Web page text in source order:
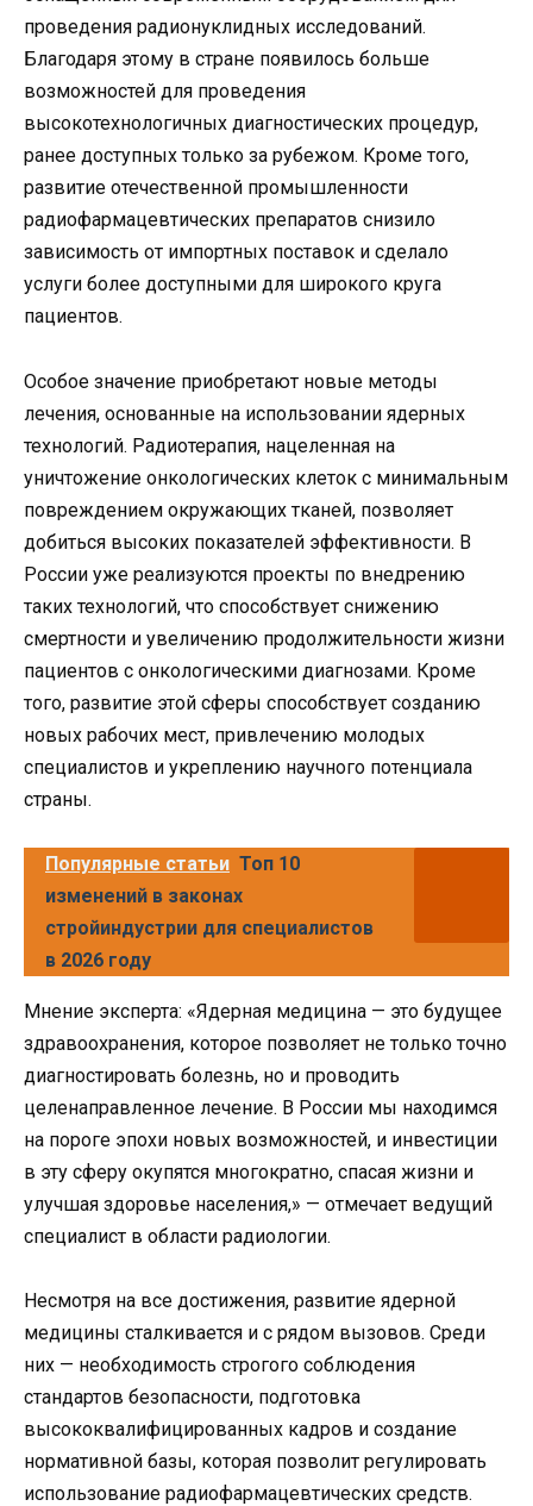
проведения радионуклидных исследований.
Благодаря этому в стране появилось больше
возможностей для проведения
высокотехнологичных диагностических процедур,
ранее доступных только за рубежом. Кроме того,
развитие отечественной промышленности
радиофармацевтических препаратов снизило
зависимость от импортных поставок и сделало
услуги более доступными для широкого круга
пациентов.
Особое значение приобретают новые методы
лечения, основанные на использовании ядерных
технологий. Радиотерапия, нацеленная на
уничтожение онкологических клеток с минимальным
повреждением окружающих тканей, позволяет
добиться высоких показателей эффективности. В
России уже реализуются проекты по внедрению
таких технологий, что способствует снижению
смертности и увеличению продолжительности жизни
пациентов с онкологическими диагнозами. Кроме
того, развитие этой сферы способствует созданию
новых рабочих мест, привлечению молодых
специалистов и укреплению научного потенциала
страны.
Популярные статьи Топ 10
изменений в законах
стройиндустрии для специалистов
в 2026 году
Мнение эксперта: «Ядерная медицина — это будущее
здравоохранения, которое позволяет не только точно
диагностировать болезнь, но и проводить
целенаправленное лечение. В России мы находимся
на пороге эпохи новых возможностей, и инвестиции
в эту сферу окупятся многократно, спасая жизни и
улучшая здоровье населения,» — отмечает ведущий
специалист в области радиологии.
Несмотря на все достижения, развитие ядерной
медицины сталкивается и с рядом вызовов. Среди
них — необходимость строгого соблюдения
стандартов безопасности, подготовка
высококвалифицированных кадров и создание
нормативной базы, которая позволит регулировать
использование радиофармацевтических средств.